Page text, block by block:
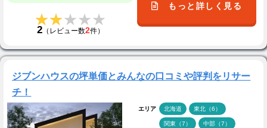
★★★★★
★★★★★
2（レビュー数2件）
もっと詳しく見る
ジブンハウスの坪単価とみんなの口コミや評判をリサー
チ！
エリア 北海道 東北（6）
関東（7） 中部（7）